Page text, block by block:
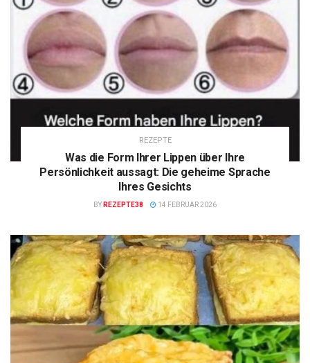
REZEPTE
Was die Form Ihrer Lippen über Ihre
Persönlichkeit aussagt: Die geheime Sprache
Ihres Gesichts
BY REZEPTE38 14 FEBRUAR 2026